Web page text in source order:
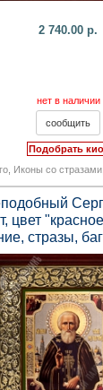
2 740.00 р.
нет в наличии
Подобрать
Иконы со стразами
цвет
стразы,